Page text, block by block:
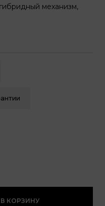
механизм,
КОРЗИНУ